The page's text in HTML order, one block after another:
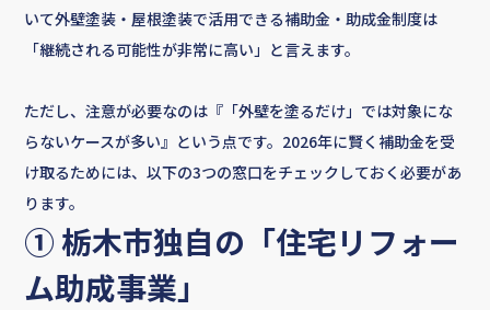
いて外壁塗装・屋根塗装で活用できる補助金・助成金制度は
「継続される可能性が非常に高い」と言えます。
ただし、注意が必要なのは『「外壁を塗るだけ」では対象にな
らないケースが多い』という点です。2026年に賢く補助金を受
け取るためには、以下の3つの窓口をチェックしておく必要があ
ります。
① 栃木市独自の「住宅リフォー
ム助成事業」